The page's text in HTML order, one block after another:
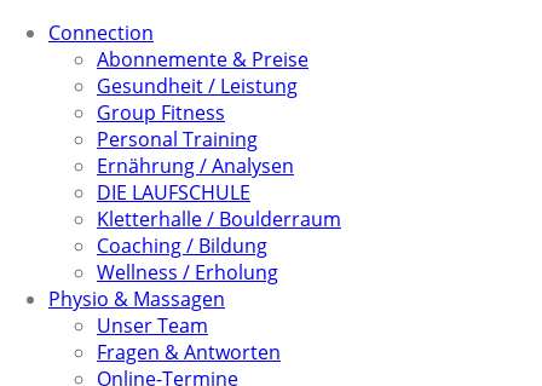
Connection
Abonnemente & Preise
Gesundheit / Leistung
Group Fitness
Personal Training
Ernährung / Analysen
DIE LAUFSCHULE
Kletterhalle / Boulderraum
Coaching / Bildung
Wellness / Erholung
Physio & Massagen
Unser Team
Fragen & Antworten
Online-Termine